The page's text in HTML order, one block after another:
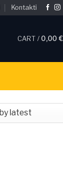
Kontakti
CART / 0,00€